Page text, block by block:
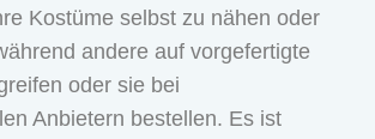
Kostüme selbst zu nähen oder
andere auf vorgefertigte
oder sie bei
Anbietern bestellen. Es ist